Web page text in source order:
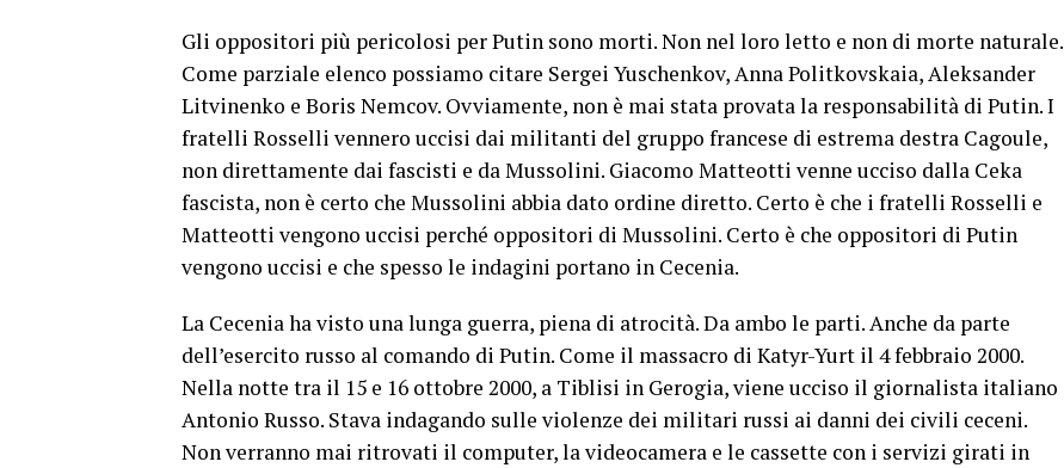
Gli oppositori più pericolosi per Putin sono morti. Non nel loro letto e non di morte naturale.
Come parziale elenco possiamo citare Sergei Yuschenkov, Anna Politkovskaia, Aleksander
Litvinenko e Boris Nemcov. Ovviamente, non è mai stata provata la responsabilità di Putin. I
fratelli Rosselli vennero uccisi dai militanti del gruppo francese di estrema destra Cagoule,
non direttamente dai fascisti e da Mussolini. Giacomo Matteotti venne ucciso dalla Ceka
fascista, non è certo che Mussolini abbia dato ordine diretto. Certo è che i fratelli Rosselli e
Matteotti vengono uccisi perché oppositori di Mussolini. Certo è che oppositori di Putin
vengono uccisi e che spesso le indagini portano in Cecenia.
La Cecenia ha visto una lunga guerra, piena di atrocità. Da ambo le parti. Anche da parte
dell’esercito russo al comando di Putin. Come il massacro di Katyr-Yurt il 4 febbraio 2000.
Nella notte tra il 15 e 16 ottobre 2000, a Tiblisi in Gerogia, viene ucciso il giornalista italiano
Antonio Russo. Stava indagando sulle violenze dei militari russi ai danni dei civili ceceni.
Non verranno mai ritrovati il computer, la videocamera e le cassette con i servizi girati in